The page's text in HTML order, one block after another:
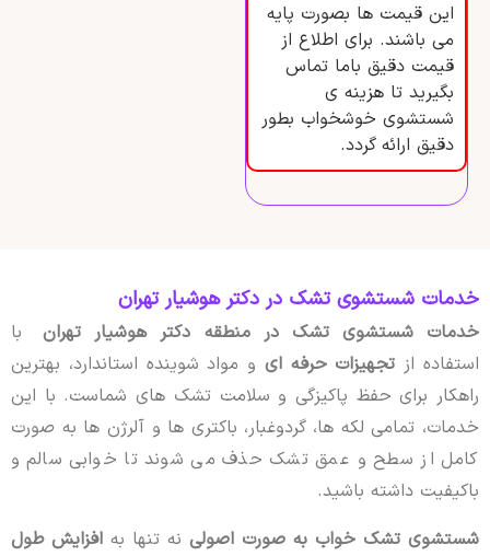
این قیمت ها بصورت پایه
می باشند. برای اطلاع از
قیمت دقیق باما تماس
بگیرید تا هزینه ی
شستشوی خوشخواب بطور
دقیق ارائه گردد.
خدمات شستشوی تشک در دکتر هوشیار تهران
خدمات شستشوی تشک در منطقه دکتر هوشیار تهران با
استفاده از تجهیزات حرفه ایو مواد شوینده استاندارد، بهترین
راهکار برای حفظ پاکیزگی و سلامت تشک های شماست. با این
خدمات، تمامی لکه ها، گردوغبار، باکتری ها و آلرژن ها به صورت
کامل از سطح و عمق تشک حذف می شوند تا خوابی سالم و
باکیفیت داشته باشید.
شستشوی تشک خواب به صورت اصولینه تنها به افزایش طول